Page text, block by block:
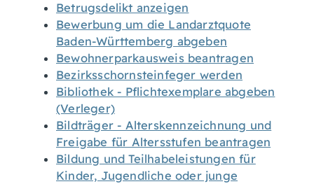
Betrugsdelikt anzeigen
Bewerbung um die Landarztquote
Baden-Württemberg abgeben
Bewohnerparkausweis beantragen
Bezirksschornsteinfeger werden
Bibliothek - Pflichtexemplare abgeben
(Verleger)
Bildträger - Alterskennzeichnung und
Freigabe für Altersstufen beantragen
Bildung und Teilhabeleistungen für
Kinder, Jugendliche oder junge